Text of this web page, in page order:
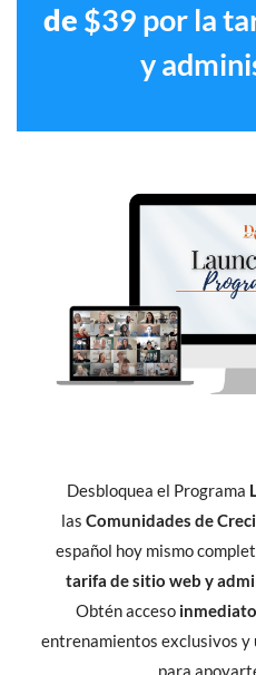
de $39 por la
y
Desbloquea el Programa
las Comunidades de
español hoy mismo
tarifa de sitio web y
Obtén acceso inmediato
entrenamientos exclusivos
para